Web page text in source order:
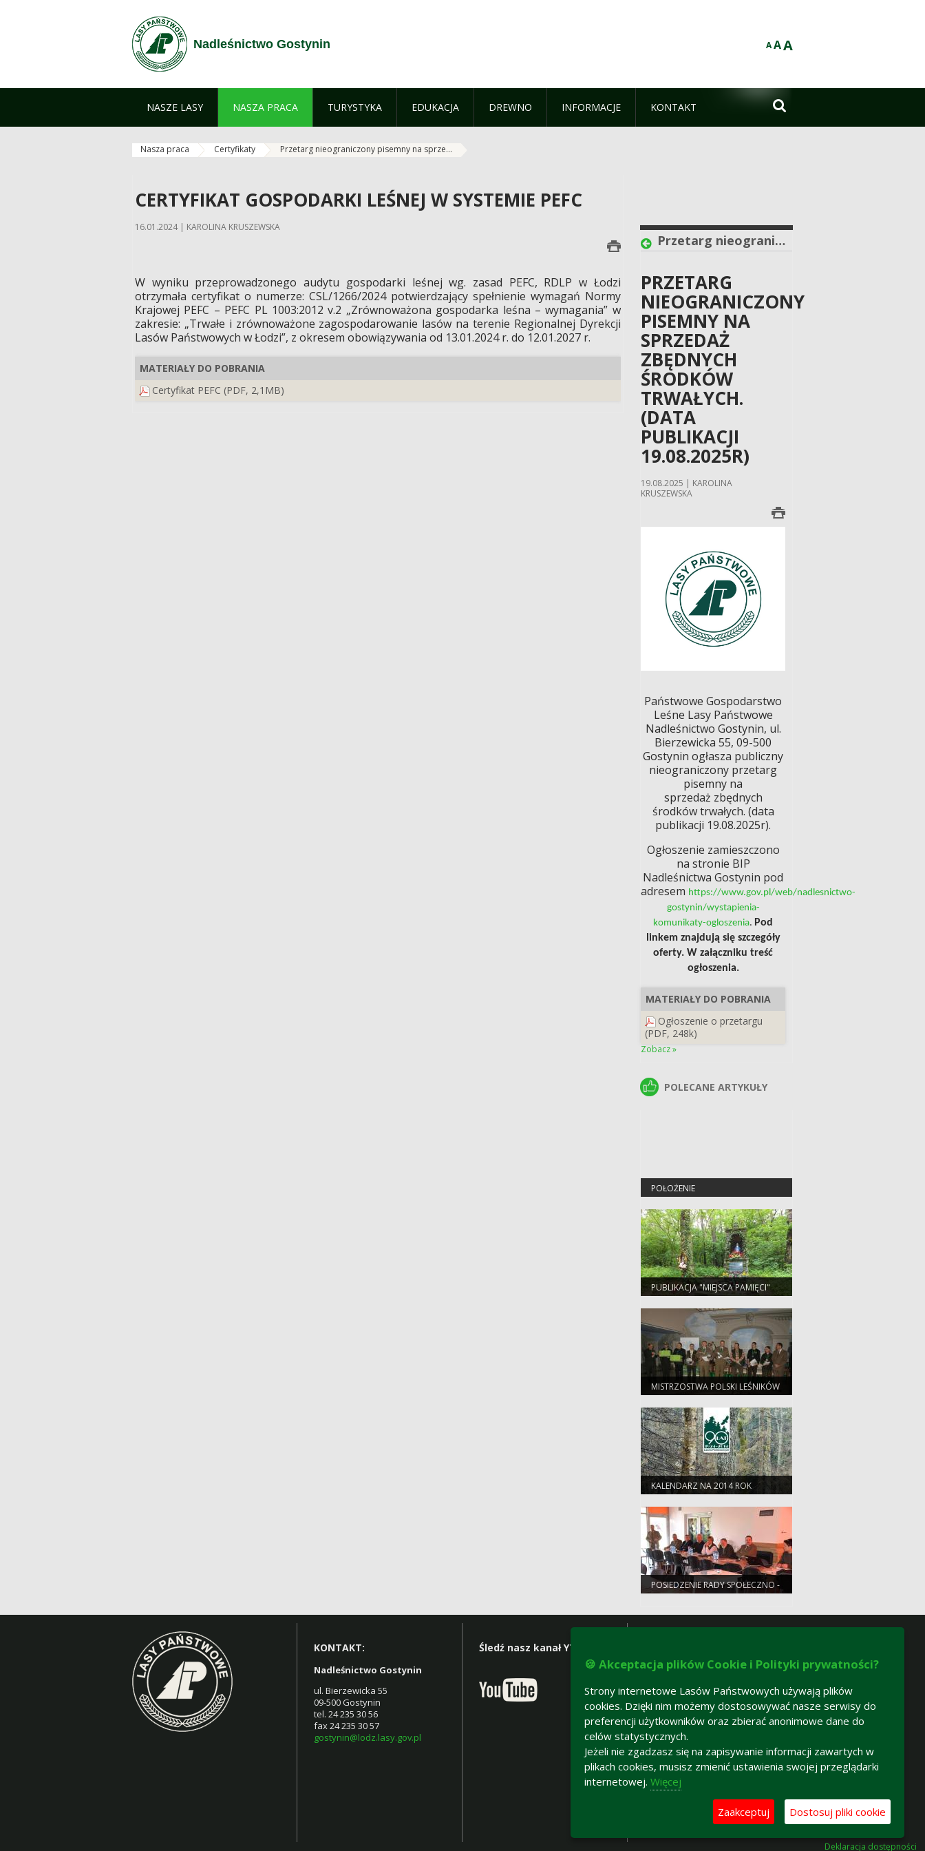
Nadleśnictwo Gostynin AAA
NASZE LASY NASZA PRACA TURYSTYKA EDUKACJA DREWNO INFORMACJE KONTAKT 
Nasza praca Certyfikaty Przetarg nieograniczony pisemny na sprze...
CERTYFIKAT GOSPODARKI LEŚNEJ W SYSTEMIE PEFC
16.01.2024 | KAROLINA KRUSZEWSKA
W wyniku przeprowadzonego audytu gospodarki leśnej wg. zasad PEFC, RDLP w Łodzi
otrzymała certyfikat o numerze: CSL/1266/2024 potwierdzający spełnienie wymagań Normy
Krajowej PEFC – PEFC PL 1003:2012 v.2 „Zrównoważona gospodarka leśna – wymagania” w
zakresie: „Trwałe i zrównoważone zagospodarowanie lasów na terenie Regionalnej Dyrekcji
Lasów Państwowych w Łodzi”, z okresem obowiązywania od 13.01.2024 r. do 12.01.2027 r.
MATERIAŁY DO POBRANIA
Certyfikat PEFC (PDF, 2,1MB)
Przetarg nieograniczony pisemny na sprzedaż zbędnych środków trwałych. (data publikacji 19.08.2025r)
PRZETARG
NIEOGRANICZONY
PISEMNY NA
SPRZEDAŻ
ZBĘDNYCH
ŚRODKÓW
TRWAŁYCH.
(DATA
PUBLIKACJI
19.08.2025R)
19.08.2025 | KAROLINA
KRUSZEWSKA
Państwowe Gospodarstwo
Leśne Lasy Państwowe
Nadleśnictwo Gostynin, ul.
Bierzewicka 55, 09-500
Gostynin ogłasza publiczny
nieograniczony przetarg
pisemny na
sprzedaż zbędnych
środków trwałych. (data
publikacji 19.08.2025r).
Ogłoszenie zamieszczono
na stronie BIP
Nadleśnictwa Gostynin pod
adresem https://www.gov.pl/web/nadlesnictwo-
gostynin/wystapienia-
komunikaty-ogloszenia. Pod
linkem znajdują się szczegóły
oferty. W załączniku treść
ogłoszenia.
MATERIAŁY DO POBRANIA
Ogłoszenie o przetargu
(PDF, 248k)
Zobacz »
POLECANE ARTYKUŁY
POLECANE ARTYKUŁY
POŁOŻENIE
PUBLIKACJA "MIEJSCA PAMIĘCI"
MISTRZOSTWA POLSKI LEŚNIKÓW
W SZACHACH
KALENDARZ NA 2014 ROK
POSIEDZENIE RADY SPOŁECZNO -
NAUKOWEJ LKP
KONTAKT:
Nadleśnictwo Gostynin
ul. Bierzewicka 55
09-500 Gostynin
tel. 24 235 30 56
fax 24 235 30 57
gostynin@lodz.lasy.gov.pl
Śledź nasz kanał YT:
Deklaracja dostępności
🍪 Akceptacja plików Cookie i Polityki prywatności?
Strony internetowe Lasów Państwowych używają plików
cookies. Dzięki nim możemy dostosowywać nasze serwisy do
preferencji użytkowników oraz zbierać anonimowe dane do
celów statystycznych.
Jeżeli nie zgadzasz się na zapisywanie informacji zawartych w
plikach cookies, musisz zmienić ustawienia swojej przeglądarki
internetowej. Więcej
Zaakceptuj Dostosuj pliki cookie